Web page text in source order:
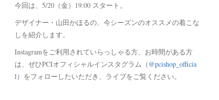
今回は、5/20（金）19:00 スタート。
デザイナー・山田かほるの、今シーズンのオススメの着こな
しを紹介します。
Instagramをご利用されていらっしゃる方、お時間がある方
は、ぜひPCIオフィシャルインスタグラム（@pcishop_officia
l）をフォローしたいただき、ライブをご覧ください。